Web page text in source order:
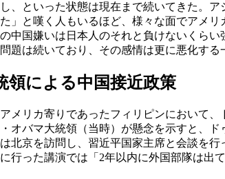
、といった状態は現在まで続いてきた。
」と嘆く人もいるほど、様々な面でアメリ
中国嫌いは日本人のそれと負けないくらい
題は続いており、その感情は更に悪化する
領による中国接近政策
メリカ寄りであったフィリピンにおいて
オバマ大統領（当時）が懸念を示すと、
北京を訪問し、習近平国家主席と会談を
行った講演では「2年以内に外国部隊は出